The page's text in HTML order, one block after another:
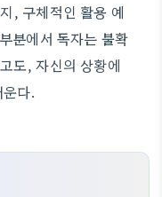
, 구체적인 활용 예
분에서 독자는 불확
도, 자신의 상황에
다.